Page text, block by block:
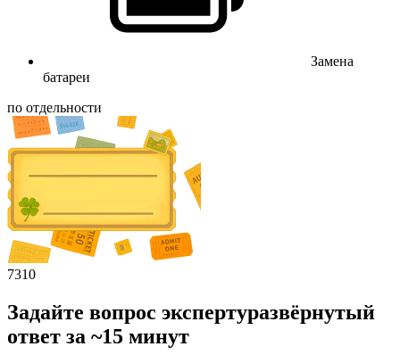
Замена
батареи
по отдельности
7310
Задайте вопрос экспертуразвёрнутый
ответ за ~15 минут